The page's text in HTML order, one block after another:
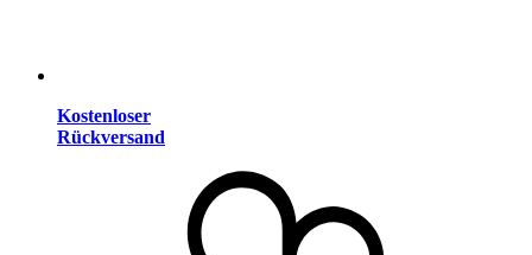
Kostenloser
Rückversand